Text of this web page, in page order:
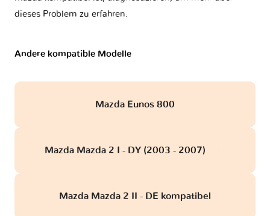
dieses Problem zu erfahren.
Andere kompatible Modelle
Mazda Eunos 800
Mazda Mazda 2 I - DY (2003 - 2007)
Mazda Mazda 2 II - DE kompatibel